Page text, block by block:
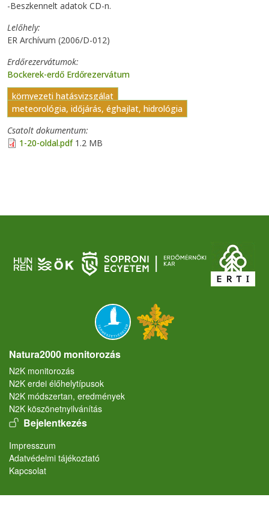
-Beszkennelt adatok CD-n.
Lelőhely
ER Archívum (2006/D-012)
Erdőrezervátumok
Bockerek-erdő Erdőrezervátum
környezeti hatásvizsgálat
meteorológia, időjárás, éghajlat, hidrológia
Csatolt dokumentum
1-20-oldal.pdf1.2 MB
Natura2000 monitorozás
N2K monitorozás
N2K erdei élőhelytípusok
N2K módszertan, eredmények
N2K köszönetnyilvánítás
User account menu
Bejelentkezés
Lábléc
Impresszum
Adatvédelmi tájékoztató
Kapcsolat